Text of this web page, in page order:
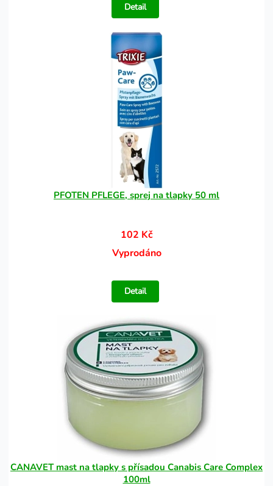
Detail
PFOTEN PFLEGE, sprej na tlapky 50 ml
102 Kč
Vyprodáno
Detail
CANAVET mast na tlapky s přísadou Canabis Care Complex
100ml